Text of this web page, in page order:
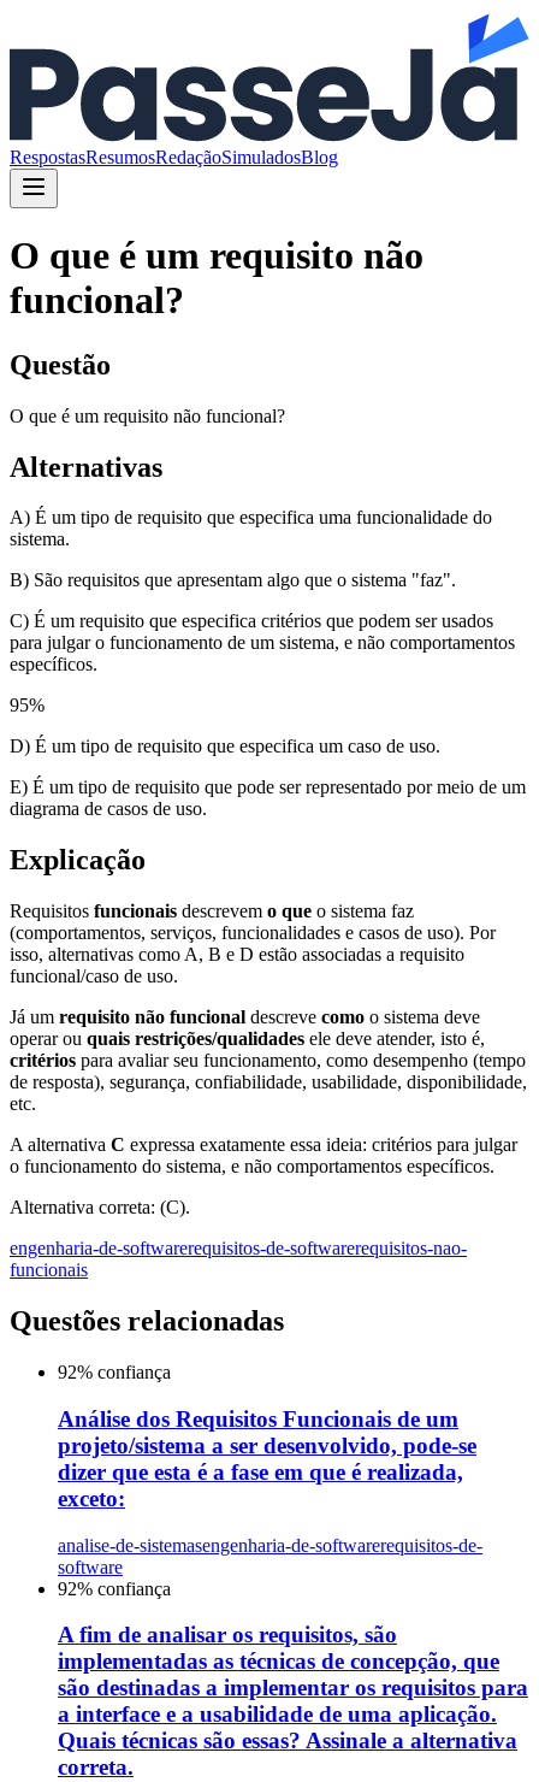
RespostasResumosRedaçãoSimuladosBlog
O que é um requisito não
funcional?
Questão
O que é um requisito não funcional?
Alternativas
A) É um tipo de requisito que especifica uma funcionalidade do
sistema.
B) São requisitos que apresentam algo que o sistema "faz".
C) É um requisito que especifica critérios que podem ser usados
para julgar o funcionamento de um sistema, e não comportamentos
específicos.
95%
D) É um tipo de requisito que especifica um caso de uso.
E) É um tipo de requisito que pode ser representado por meio de um
diagrama de casos de uso.
Explicação
Requisitos funcionais descrevem o que o sistema faz
(comportamentos, serviços, funcionalidades e casos de uso). Por
isso, alternativas como A, B e D estão associadas a requisito
funcional/caso de uso.
Já um requisito não funcional descreve como o sistema deve
operar ou quais restrições/qualidades ele deve atender, isto é,
critérios para avaliar seu funcionamento, como desempenho (tempo
de resposta), segurança, confiabilidade, usabilidade, disponibilidade,
etc.
A alternativa C expressa exatamente essa ideia: critérios para julgar
o funcionamento do sistema, e não comportamentos específicos.
Alternativa correta: (C).
engenharia-de-softwarerequisitos-de-softwarerequisitos-nao-
funcionais
Questões relacionadas
92% confiança
Análise dos Requisitos Funcionais de um
projeto/sistema a ser desenvolvido, pode-se
dizer que esta é a fase em que é realizada,
exceto:
analise-de-sistemasengenharia-de-softwarerequisitos-de-
software
92% confiança
A fim de analisar os requisitos, são
implementadas as técnicas de concepção, que
são destinadas a implementar os requisitos para
a interface e a usabilidade de uma aplicação.
Quais técnicas são essas? Assinale a alternativa
correta.